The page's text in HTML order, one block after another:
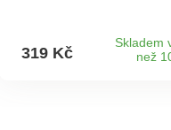
lépe.Na výběr ze 7
barev.Materiál kvalitní
319 Kč
Skladem
než